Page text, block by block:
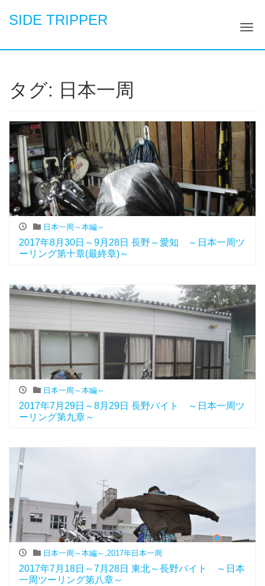
SIDE TRIPPER
ナ
タグ: 日本一周
日本一周～本編～
2017年8月30日～9月28日 長野～愛知 ～日本一周ツ
ーリング第十章(最終章)～
日本一周～本編～
2017年7月29日～8月29日 長野バイト ～日本一周ツ
ーリング第九章～
日本一周～本編～ ,2017年日本一周
2017年7月18日～7月28日 東北～長野バイト ～日本
一周ツーリング第八章～